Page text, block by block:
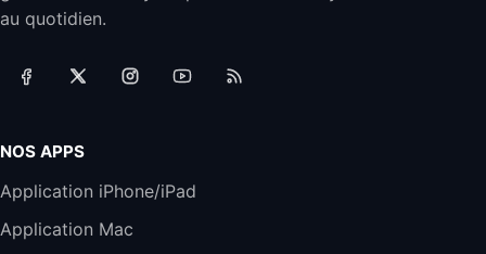
Filaire avec Microphone Antibruit Pour
Téléphones de Bureau
Harman Kardon SoundSticks 5 Haut-Parleur
289,47€
au quotidien.
NOS APPS
Application iPhone/iPad
Application Mac